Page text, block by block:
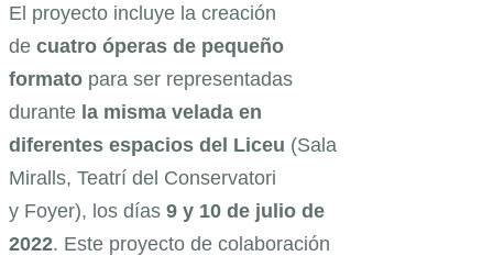
El proyecto incluye la creación
de cuatro óperas de pequeño
formato para ser representadas
durante la misma velada en
diferentes espacios del Liceu (Sala
Miralls, Teatrí del Conservatori
y Foyer), los días 9 y 10 de julio de
2022. Este proyecto de colaboración